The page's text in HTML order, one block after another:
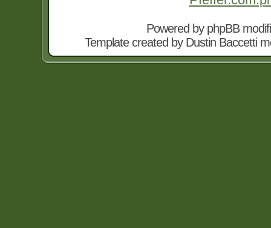
Powered by phpBB
Template created by Dustin Baccetti